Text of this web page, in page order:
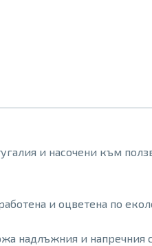
и насочени към
и оцветена по
надлъжния и напречния